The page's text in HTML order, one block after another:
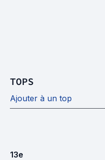
TOPS
Ajouter à un top
13e